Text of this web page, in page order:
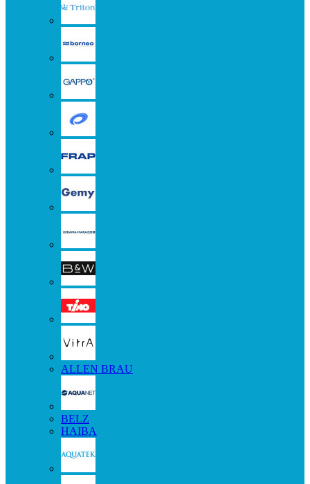
ALLEN BRAU
BELZ
HAIBA